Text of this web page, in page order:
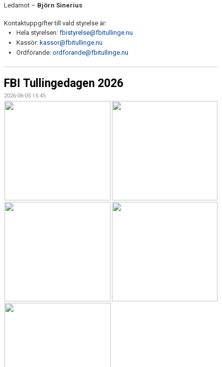
Ledamot – Björn Sinerius
Kontaktuppgifter till vald styrelse är:
Hela styrelsen: fbistyrelse@fbitullinge.nu
Kassör: kassor@fbitullinge.nu
Ordförande: ordforande@fbitullinge.nu
FBI Tullingedagen 2026
2026-06-05 15:45